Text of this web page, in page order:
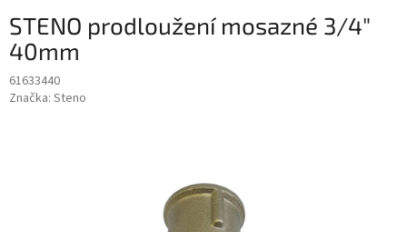
STENO prodloužení mosazné 3/4"
40mm
61633440
Značka: Steno